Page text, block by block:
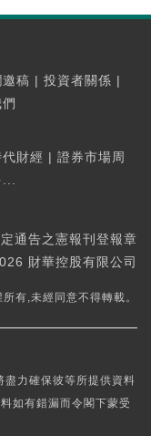
稿 | 投資者關係 |
代財經 | 證券市場周
...
通告之憲報刊登報章
財華控股有限公司
有,未經同意不得轉載。
盡力確保彼等所提供資料
如有錯漏而令閣下蒙受